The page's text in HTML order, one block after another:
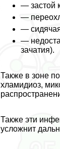
— застой
—
—
—
зачатия).
Также в зоне
xлaмидиоз,
Также эти
усложнит